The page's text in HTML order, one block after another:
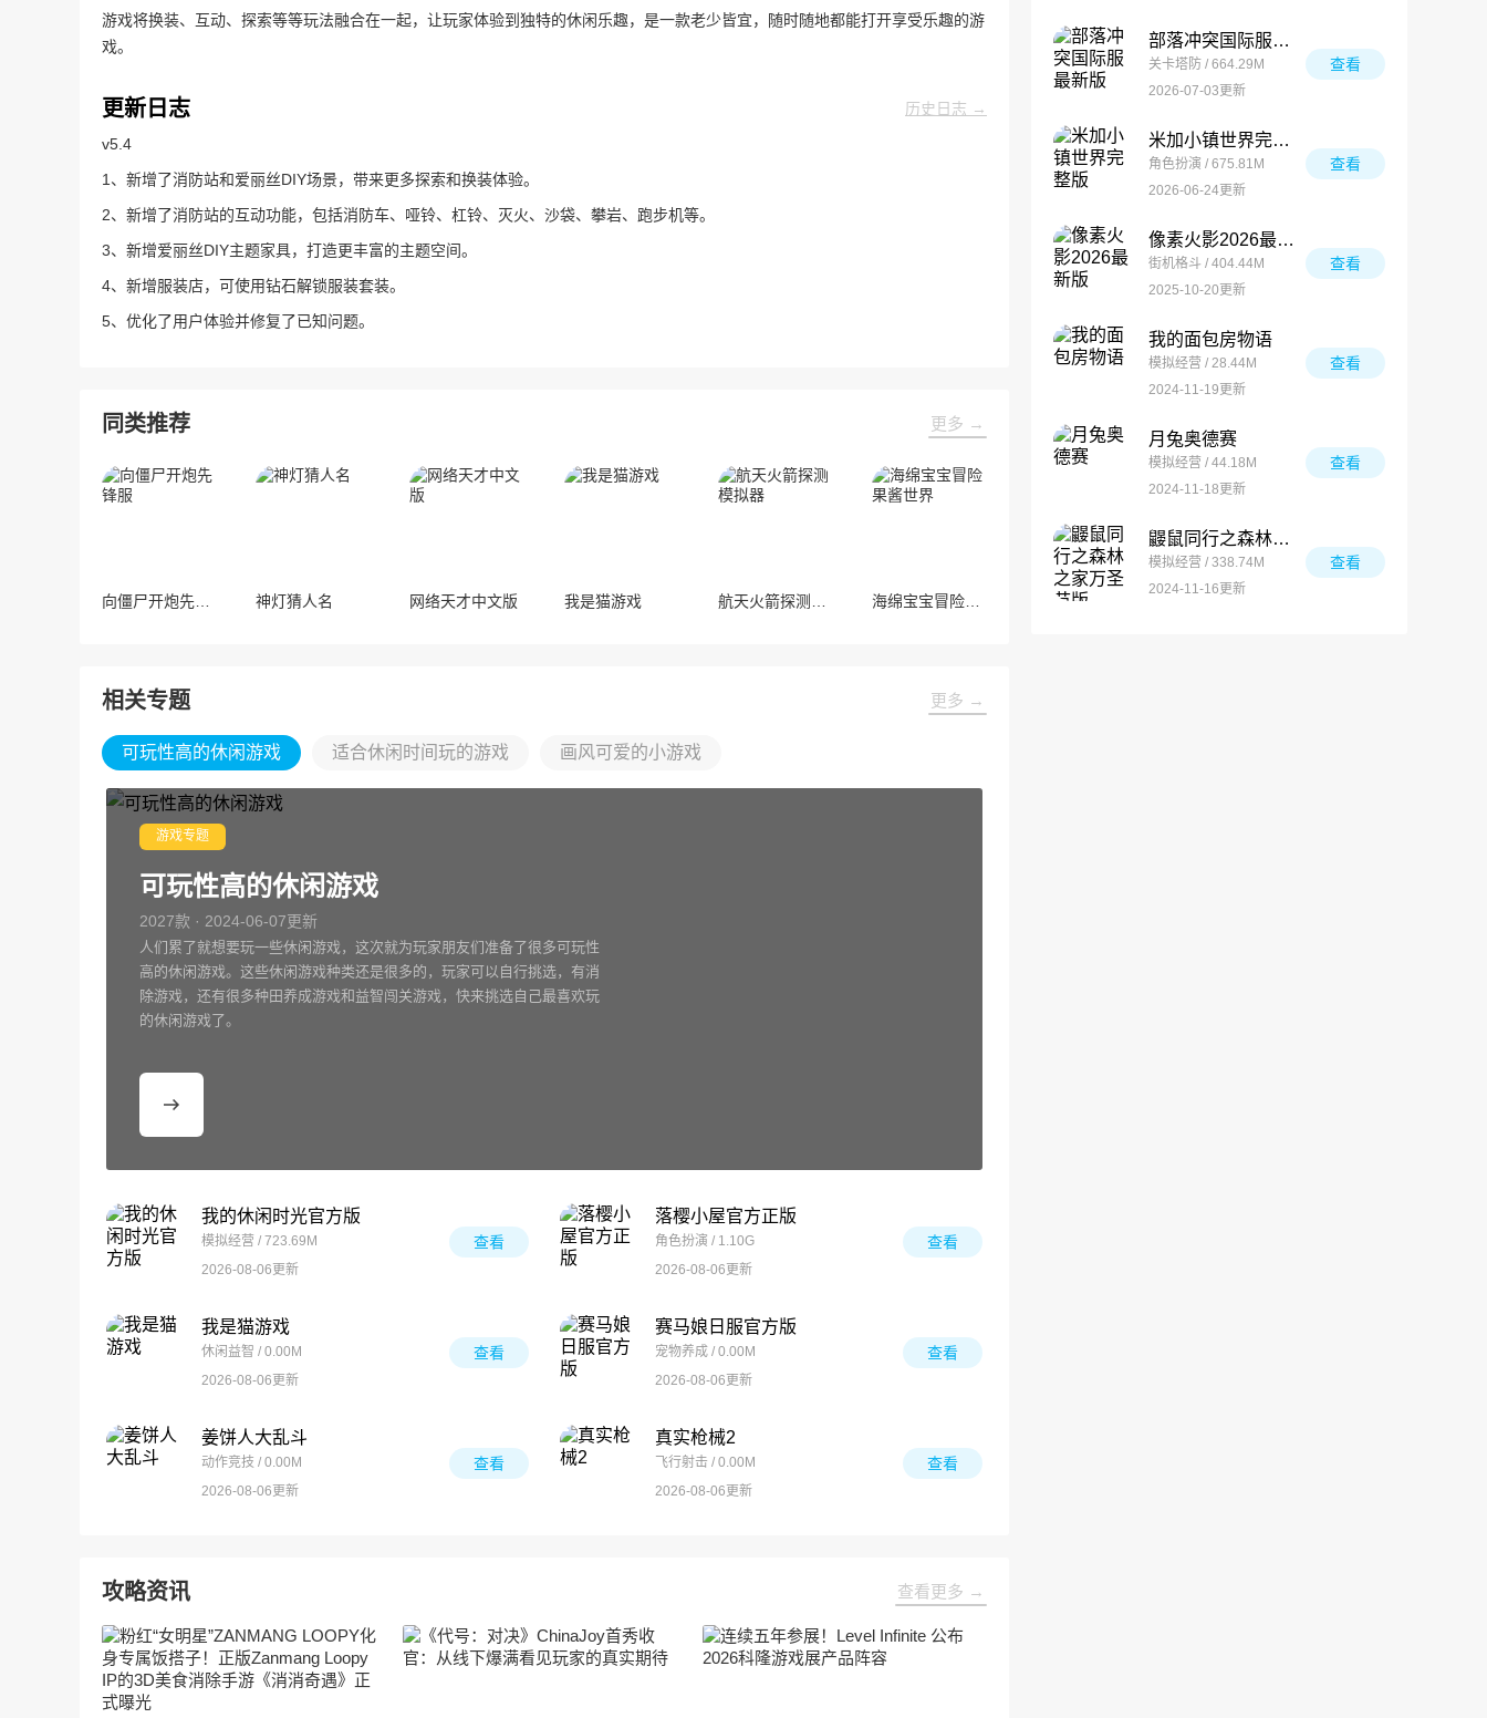
游戏将换装、互动、探索等等玩法融合在一起，让玩家体验到独特的休闲乐趣，是一款老少皆宜，随时随地都能打开享受乐趣的游
戏。
更新日志
历史日志 →
v5.4
1、新增了消防站和爱丽丝DIY场景，带来更多探索和换装体验。
2、新增了消防站的互动功能，包括消防车、哑铃、杠铃、灭火、沙袋、攀岩、跑步机等。
3、新增爱丽丝DIY主题家具，打造更丰富的主题空间。
4、新增服装店，可使用钻石解锁服装套装。
5、优化了用户体验并修复了已知问题。
同类推荐 更多 →
神灯猜人名 网络天才中文版 我是猫游戏 海绵宝宝冒险果酱世界
相关专题 更多 →
可玩性高的休闲游戏 适合休闲时间玩的游戏 画风可爱的小游戏
游戏专题
可玩性高的休闲游戏
2027款 · 2024-06-07更新
人们累了就想要玩一些休闲游戏，这次就为玩家朋友们准备了很多可玩性
高的休闲游戏。这些休闲游戏种类还是很多的，玩家可以自行挑选，有消
除游戏，还有很多种田养成游戏和益智闯关游戏，快来挑选自己最喜欢玩
的休闲游戏了。
我的休闲时光官方版
模拟经营 / 723.69M
2026-08-06更新
查看
落樱小屋官方正版
角色扮演 / 1.10G
2026-08-06更新
查看
我是猫游戏
休闲益智 / 0.00M
2026-08-06更新
查看
赛马娘日服官方版
宠物养成 / 0.00M
2026-08-06更新
查看
姜饼人大乱斗
动作竞技 / 0.00M
2026-08-06更新
查看
真实枪械2
飞行射击 / 0.00M
2026-08-06更新
查看
攻略资讯 查看更多 →
部落冲突国际服最新版
关卡塔防 / 664.29M
2026-07-03更新
查看
米加小镇世界完整版
角色扮演 / 675.81M
2026-06-24更新
查看
像素火影2026最新版
街机格斗 / 404.44M
2025-10-20更新
查看
我的面包房物语
模拟经营 / 28.44M
2024-11-19更新
查看
月兔奥德赛
模拟经营 / 44.18M
2024-11-18更新
查看
鼹鼠同行之森林之家万圣节版
模拟经营 / 338.74M
2024-11-16更新
查看